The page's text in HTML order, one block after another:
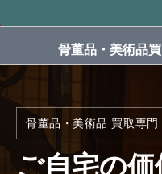
骨董品・美術品
骨董品・美術品 買取専門
ご自宅の価